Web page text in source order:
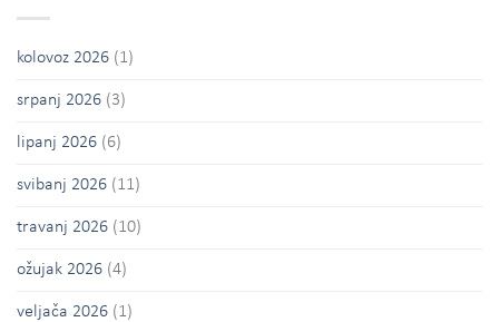
kolovoz 2026 (1)
srpanj 2026 (3)
lipanj 2026 (6)
svibanj 2026 (11)
travanj 2026 (10)
ožujak 2026 (4)
veljača 2026 (1)